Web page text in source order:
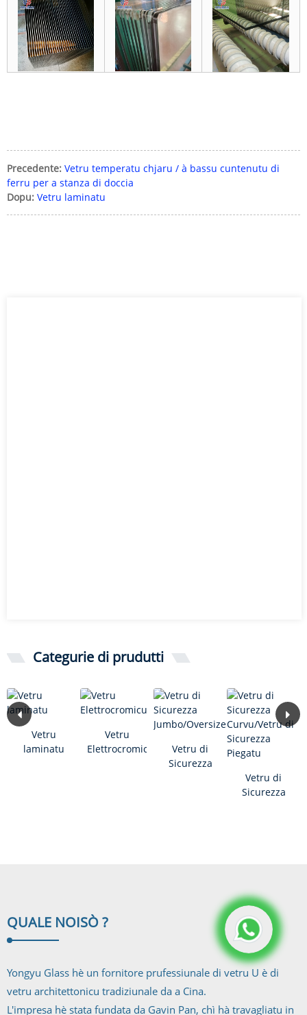
Precedente: Vetru temperatu chjaru / à bassu cuntenutu di
ferru per a stanza di doccia
Dopu: Vetru laminatu
Categurie di prudutti
Vetru
laminatu
Vetru
Elettrocromicu
Vetru di
Sicurezza
Vetru di
Sicurezza
QUALE NOISÒ ?
Yongyu Glass hè un fornitore prufessiunale di vetru U è di
vetru architettonicu tradiziunale da a Cina.
L'impresa hè stata fundata da Gavin Pan, chì hà travagliatu in